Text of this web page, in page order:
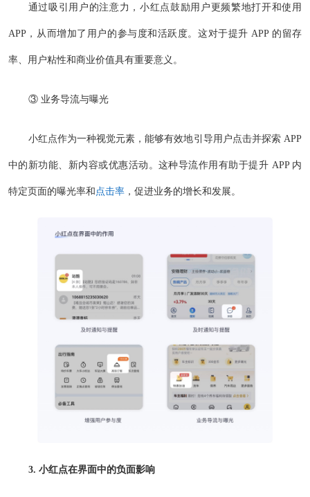
通过吸引用户的注意力，小红点鼓励用户更频繁地打开和使用
APP，从而增加了用户的参与度和活跃度。这对于提升 APP 的留存
率、用户粘性和商业价值具有重要意义。
③ 业务导流与曝光
小红点作为一种视觉元素，能够有效地引导用户点击并探索 APP
中的新功能、新内容或优惠活动。这种导流作用有助于提升 APP 内
特定页面的曝光率和点击率，促进业务的增长和发展。
3. 小红点在界面中的负面影响